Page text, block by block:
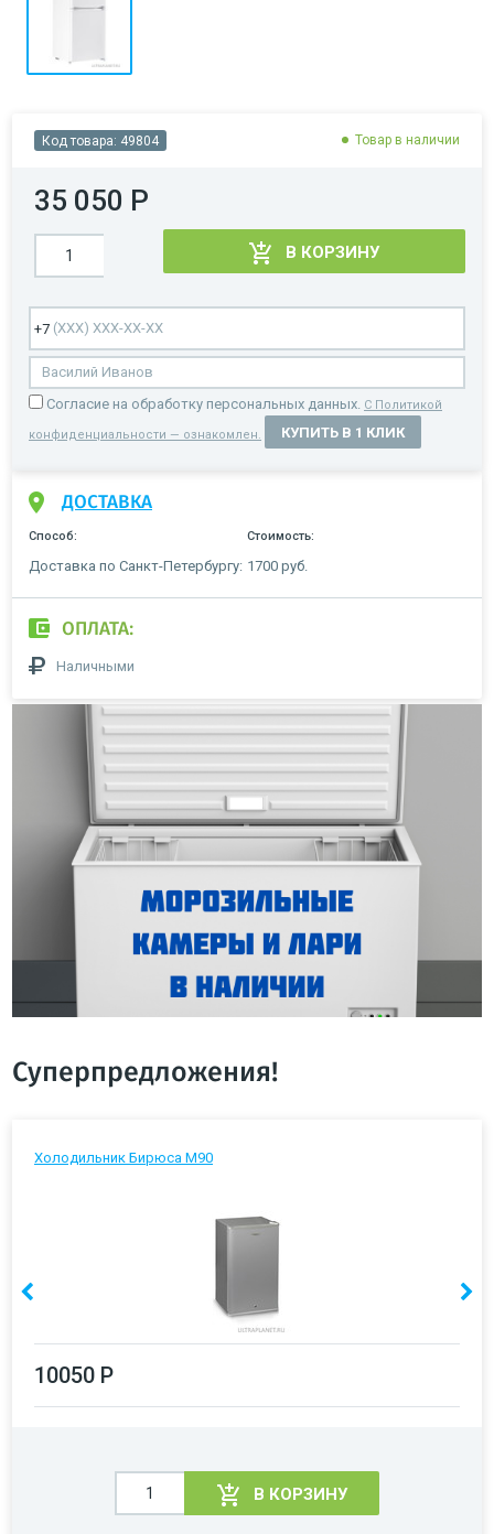
Код товара: 49804 Товар в наличии
35 050 Р
В КОРЗИНУ
Cогласие на обработку персональных данных. С Политикой
конфиденциальности — ознакомлен. КУПИТЬ В 1 КЛИК
ДОСТАВКА
Способ: Стоимость:
Доставка по Санкт-Петербургу: 1700 руб.
ОПЛАТА:
Наличными
Суперпредложения!
Холодильник Бирюса М90
10050 Р
В КОРЗИНУ